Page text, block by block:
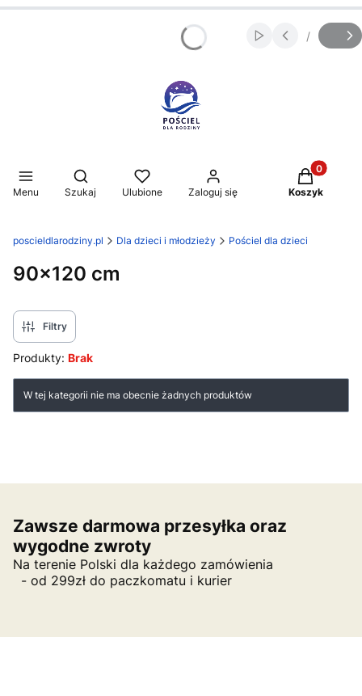
Włącz Slajd
/
z
Menu
Otwórz wyszukiwarkę
Szukaj Ulubione Zaloguj się
Produkty
Koszyk
poscieldlarodziny.pl Dla dzieci i młodzieży Pościel dla dzieci
90x120 cm
Filtry
Produkty: Brak
Lista produktów
W tej kategorii nie ma obecnie żadnych produktów
Zawsze darmowa przesyłka oraz
wygodne zwroty
Na terenie Polski dla każdego zamówienia
- od 299zł do paczkomatu i kurier